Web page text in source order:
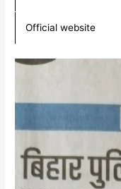
Official website